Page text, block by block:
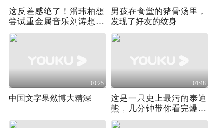
这反差感绝了！潘玮柏想
尝试重金属音乐刘涛想演
音乐剧
男孩在食堂的猪骨汤里，
发现了好友的纹身
00:25
中国文字果然博大精深
01:48
这是一只史上最污的泰迪
熊，几分钟带你看完爆笑
喜剧02